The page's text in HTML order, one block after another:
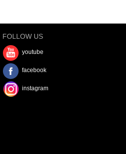
FOLLOW US
youtube
facebook
instagram